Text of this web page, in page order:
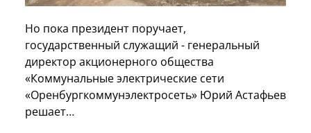
Но пока президент поручает,
государственный служащий - генеральный
директор акционерного общества
«Коммунальные электрические сети
«Оренбургкоммунэлектросеть» Юрий Астафьев
решает…